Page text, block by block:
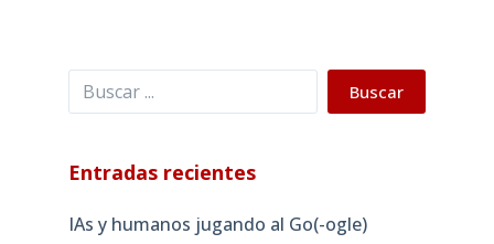
Buscar Buscar
Entradas recientes
IAs y humanos jugando al Go(-ogle)